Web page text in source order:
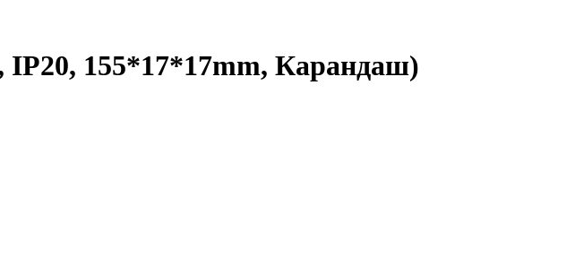
IP20, 155*17*17mm, Карандаш)